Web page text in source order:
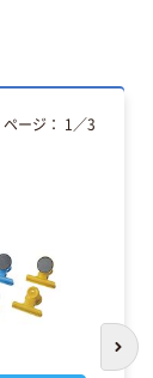
ページ： 1 ／3
次